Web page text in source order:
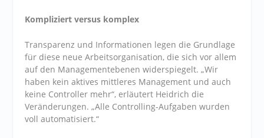
Kompliziert versus komplex
Transparenz und Informationen legen die Grundlage
für diese neue Arbeitsorganisation, die sich vor allem
auf den Managementebenen widerspiegelt. „Wir
haben kein aktives mittleres Management und auch
keine Controller mehr“, erläutert Heidrich die
Veränderungen. „Alle Controlling-Aufgaben wurden
voll automatisiert.“